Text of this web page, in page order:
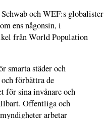
och WEF:s globalister
ens någonsin, i
från World Population
smarta städer och
förbättra de
för sina invånare och
Offentliga och
arbetar